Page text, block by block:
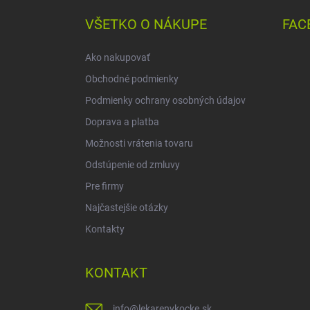
VŠETKO O NÁKUPE
Ako nakupovať
Obchodné podmienky
Podmienky ochrany osobných údajov
Doprava a platba
Možnosti vrátenia tovaru
Odstúpenie od zmluvy
Pre firmy
Najčastejšie otázky
Kontakty
KONTAKT